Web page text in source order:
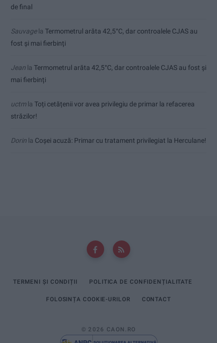
de final
Sauvagela Termometrul arăta 42,5°C, dar controalele CJAS au
fost și mai fierbinți
Jean la Termometrul arăta 42,5°C, dar controalele CJAS au fost și
mai fierbinți
uctmla Toți cetățenii vor avea privilegiu de primar la refacerea
străzilor!
Dorin la Coșei acuză: Primar cu tratament privilegiat la Herculane!
TERMENI ȘI CONDIȚII POLITICA DE CONFIDENȚIALITATE
FOLOSINȚA COOKIE-URILOR CONTACT
© 2026 CAON.RO